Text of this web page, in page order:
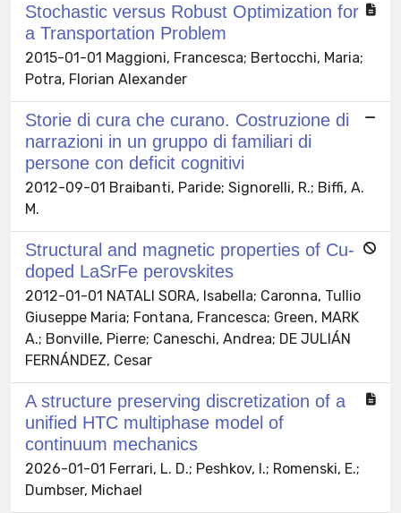
Stochastic versus Robust Optimization for
a Transportation Problem
2015-01-01 Maggioni, Francesca; Bertocchi, Maria;
Potra, Florian Alexander
Storie di cura che curano. Costruzione di
narrazioni in un gruppo di familiari di
persone con deficit cognitivi
2012-09-01 Braibanti, Paride; Signorelli, R.; Biffi, A.
M.
Structural and magnetic properties of Cu-
doped LaSrFe perovskites
2012-01-01 NATALI SORA, Isabella; Caronna, Tullio
Giuseppe Maria; Fontana, Francesca; Green, MARK
A.; Bonville, Pierre; Caneschi, Andrea; DE JULIÁN
FERNÁNDEZ, Cesar
A structure preserving discretization of a
unified HTC multiphase model of
continuum mechanics
2026-01-01 Ferrari, L. D.; Peshkov, I.; Romenski, E.;
Dumbser, Michael